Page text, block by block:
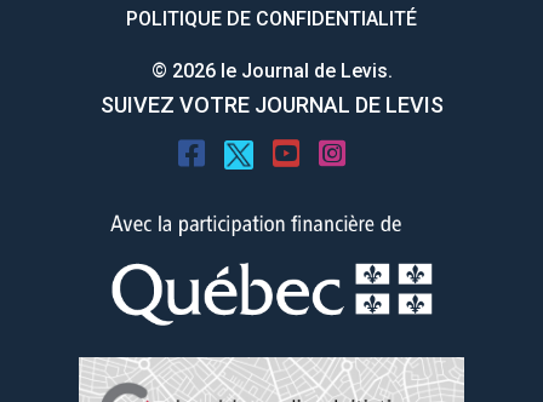
POLITIQUE DE CONFIDENTIALITÉ
© 2026 le Journal de Levis.
SUIVEZ VOTRE JOURNAL DE LEVIS